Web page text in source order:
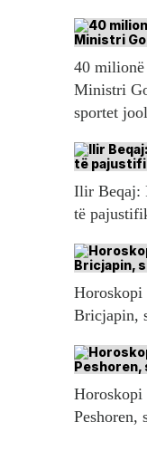
40 milionë
Ministri
sportet
Ilir Beqaj:
të
Horoskopi
Bricjapin,
Horoskopi
Peshoren,